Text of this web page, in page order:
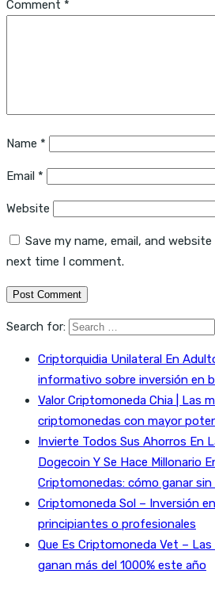
Comment *
Name *
Email *
Website
Save my name, email, and
next time I comment.
Search for:
Criptorquidia Unilateral En
informativo sobre inversión en
Valor Criptomoneda Chia | Las
criptomonedas con mayor
Invierte Todos Sus Ahorros En
Dogecoin Y Se Hace Millonario
Criptomonedas: cómo ganar
Criptomoneda Sol – Inversión
principiantes o profesionales
Que Es Criptomoneda Vet –
ganan más del 1000% este año